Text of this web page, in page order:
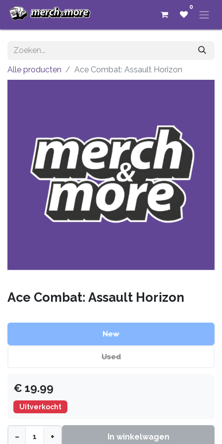
0
Alle producten Ace Combat: Assault Horizon
Ace Combat: Assault Horizon
New
Used
€ 19.99
Uitverkocht
− + In winkelwagen